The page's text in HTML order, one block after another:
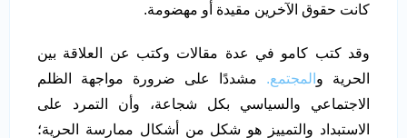
كانت حقوق الآخرين مقيدة أو مهضومة.
وقد كتب كامو في عدة مقالات وكتب عن العلاقة بين
الحرية و المجتمع. مشددًا على ضرورة مواجهة الظلم
الاجتماعي والسياسي بكل شجاعة، وأن التمرد على
الاستبداد والتمييز هو شكل من أشكال ممارسة الحرية؛